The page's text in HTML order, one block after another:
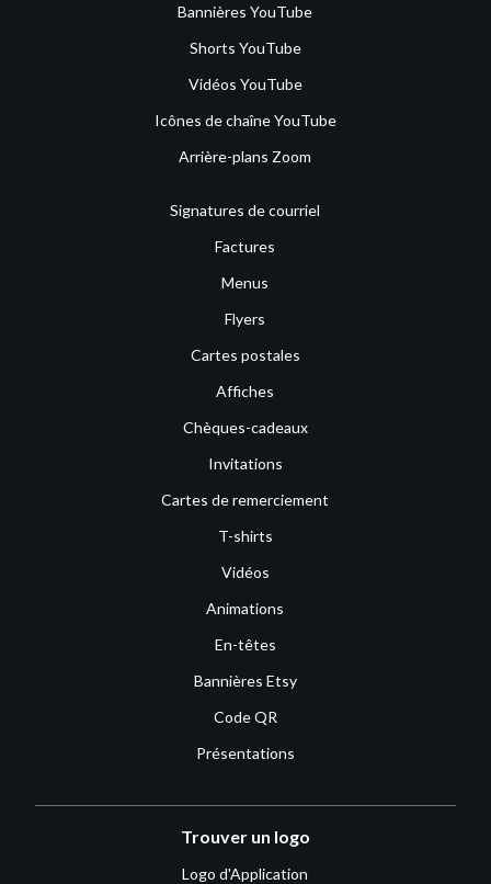
Bannières YouTube
Shorts YouTube
Vidéos YouTube
Icônes de chaîne YouTube
Arrière-plans Zoom
Signatures de courriel
Factures
Menus
Flyers
Cartes postales
Affiches
Chèques-cadeaux
Invitations
Cartes de remerciement
T-shirts
Vidéos
Animations
En-têtes
Bannières Etsy
Code QR
Présentations
Trouver un logo
Logo d'Application